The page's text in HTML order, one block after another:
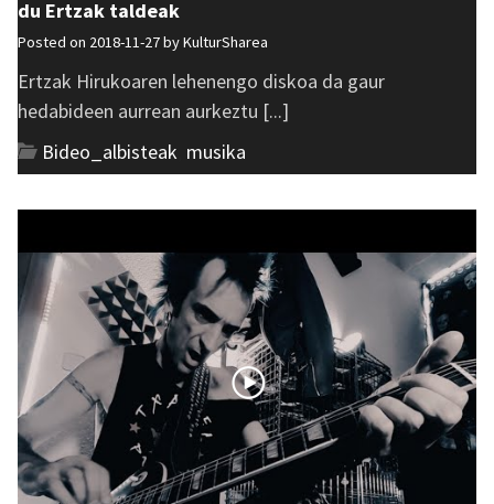
du Ertzak taldeak
Posted on 2018-11-27 byKulturSharea
Ertzak Hirukoaren lehenengo diskoa da gaur
hedabideen aurrean aurkeztu [...]
Bideo_albisteak musika